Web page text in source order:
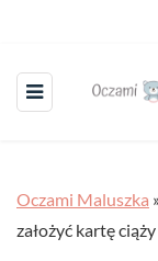
Oczami Maluszka
założyć kartę